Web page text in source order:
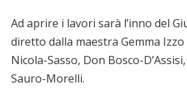
Ad aprire i lavori sarà l’inno del
diretto dalla maestra Gemma
Nicola-Sasso, Don Bosco-
Sauro-Morelli.